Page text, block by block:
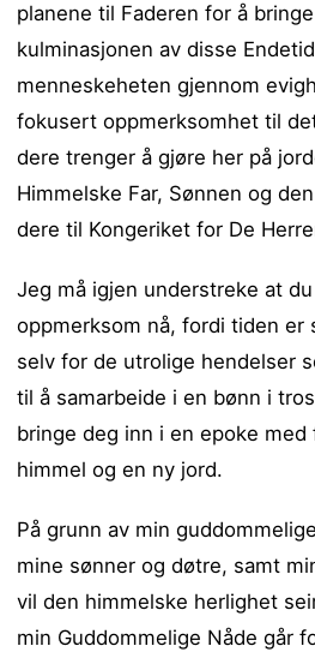
planene til Faderen for å
kulminasjonen av disse
menneskeheten gjennom
fokusert oppmerksomhet til
dere trenger å gjøre her på
Himmelske Far, Sønnen og
dere til Kongeriket for De
Jeg må igjen understreke at
oppmerksom nå, fordi tiden er
selv for de utrolige hendelser
til å samarbeide i en bønn i
bringe deg inn i en epoke
himmel og en ny jord.
På grunn av min
mine sønner og døtre, samt
vil den himmelske herlighet
min Guddommelige Nåde går